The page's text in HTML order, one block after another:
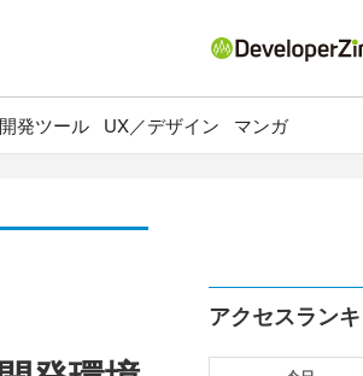
開発ツール UX／デザイン マンガ
アクセスラン